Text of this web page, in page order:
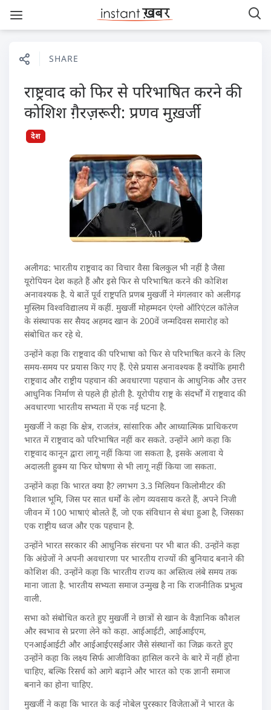
SHARE
राष्ट्रवाद को फिर से परिभाषित करने की
कोशिश ग़ैरज़रूरी: प्रणव मुख़र्जी
देश
अलीगढ: भारतीय राष्ट्रवाद का विचार वैसा बिलकुल भी नहीं है जैसा
यूरोपियन देश कहते हैं और इसे फिर से परिभाषित करने की कोशिश
अनावश्यक है. ये बातें पूर्व राष्ट्रपति प्रणब मुखर्जी ने मंगलवार को अलीगढ़
मुस्लिम विश्वविद्यालय में कहीं. मुखर्जी मोहम्मदन एंग्लो ऑरिएंटल कॉलेज
के संस्थापक सर सैयद अहमद खान के 200वें जन्मदिवस समारोह को
संबोधित कर रहे थे.
उन्होंने कहा कि राष्ट्रवाद की परिभाषा को फिर से परिभाषित करने के लिए
समय-समय पर प्रयास किए गए हैं. ऐसे प्रयास अनावश्यक हैं क्योंकि हमारी
राष्ट्रवाद और राष्ट्रीय पहचान की अवधारणा पहचान के आधुनिक और उत्तर
आधुनिक निर्माण से पहले ही होती है. यूरोपीय राष्ट्र के संदर्भों में राष्ट्रवाद की
अवधारणा भारतीय सभ्यता में एक नई घटना है.
मुखर्जी ने कहा कि क्षेत्र, राजतंत्र, सांसारिक और आध्यात्मिक प्राधिकरण
भारत में राष्ट्रवाद को परिभाषित नहीं कर सकते. उन्होंने आगे कहा कि
राष्ट्रवाद कानून द्वारा लागू नहीं किया जा सकता है, इसके अलावा ये
अदालती हुक्म या फिर घोषणा से भी लागू नहीं किया जा सकता.
उन्होंने कहा कि भारत क्या है? लगभग 3.3 मिलियन किलोमीटर की
विशाल भूमि, जिस पर सात धर्मों के लोग व्यवसाय करते हैं, अपने निजी
जीवन में 100 भाषाएं बोलते हैं, जो एक संविधान से बंधा हुआ है, जिसका
एक राष्ट्रीय ध्वज और एक पहचान है.
उन्होंने भारत सरकार की आधुनिक संरचना पर भी बात की. उन्होंने कहा
कि अंग्रेजों ने अपनी अवधारणा पर भारतीय राज्यों की बुनियाद बनाने की
कोशिश की. उन्होंने कहा कि भारतीय राज्य का अस्तित्व लंबे समय तक
माना जाता है. भारतीय सभ्यता समाज उन्मुख है ना कि राजनीतिक प्रभुत्व
वाली.
सभा को संबोधित करते हुए मुखर्जी ने छात्रों से खान के वैज्ञानिक कौशल
और स्वभाव से प्ररणा लेने को कहा. आईआईटी, आईआईएम,
एनआईआईटी और आईआईएसईआर जैसे संस्थानों का जिक्र करते हुए
उन्होंने कहा कि लक्ष्य सिर्फ आजीविका हासिल करने के बारे में नहीं होना
चाहिए, बल्कि रिसर्च को आगे बढ़ाने और भारत को एक ज्ञानी समाज
बनाने का होना चाहिए.
मुखर्जी ने कहा कि भारत के कई नोबेल पुरस्कार विजेताओं ने भारत के